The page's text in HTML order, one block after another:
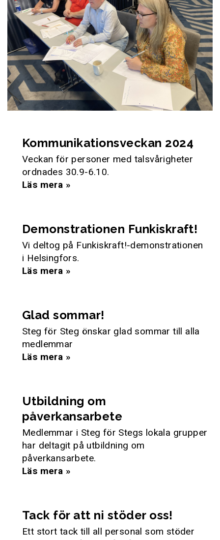
Kommunikationsveckan 2024
Veckan för personer med talsvårigheter
ordnades 30.9-6.10.
Läs mera »
Demonstrationen Funkiskraft!
Vi deltog på Funkiskraft!-demonstrationen
i Helsingfors.
Läs mera »
Glad sommar!
Steg för Steg önskar glad sommar till alla
medlemmar
Läs mera »
Utbildning om
påverkansarbete
Medlemmar i Steg för Stegs lokala grupper
har deltagit på utbildning om
påverkansarbete.
Läs mera »
Tack för att ni stöder oss!
Ett stort tack till all personal som stöder